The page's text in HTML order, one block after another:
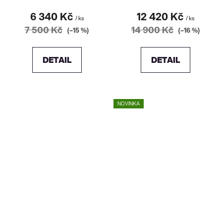
6 340 Kč / ks
7 500 Kč (–15 %)
DETAIL
12 420 Kč / ks
14 900 Kč (–16 %)
DETAIL
NOVINKA